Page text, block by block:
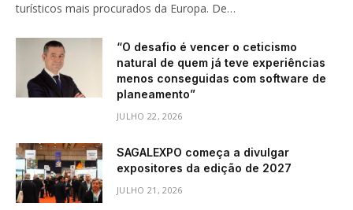
turísticos mais procurados da Europa. De…
“O desafio é vencer o ceticismo
natural de quem já teve experiências
menos conseguidas com software de
planeamento”
JULHO 22, 2026
SAGALEXPO começa a divulgar
expositores da edição de 2027
JULHO 21, 2026